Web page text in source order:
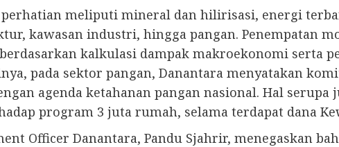
meliputi mineral dan hilirisasi, energi
kawasan industri, hingga pangan. Penempatan
kalkulasi dampak makroekonomi serta
pada sektor pangan, Danantara menyatakan
agenda ketahanan pangan nasional. Hal
program 3 juta rumah, selama terdapat dana
Officer Danantara, Pandu Sjahrir, menegaskan